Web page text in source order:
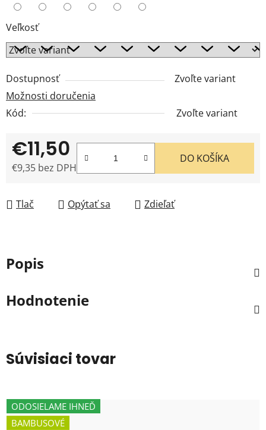
Veľkosť
Dostupnosť
Zvoľte variant
Možnosti doručenia
Kód:
Zvoľte variant
€11,50
€9,35 bez DPH
DO KOŠÍKA
Tlač Opýtať sa Zdieľať
Popis
Hodnotenie
Súvisiaci tovar
ODOSIELAME IHNEĎ
BAMBUSOVÉ